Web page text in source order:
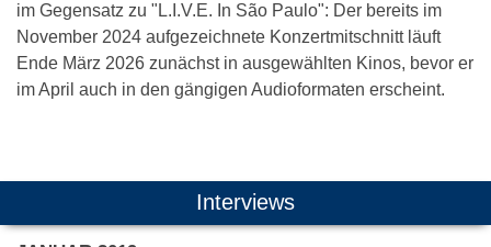
im Gegensatz zu "L.I.V.E. In São Paulo": Der bereits im
November 2024 aufgezeichnete Konzertmitschnitt läuft
Ende März 2026 zunächst in ausgewählten Kinos, bevor er
im April auch in den gängigen Audioformaten erscheint.
Das könnte Dich auch interessieren:
Interviews